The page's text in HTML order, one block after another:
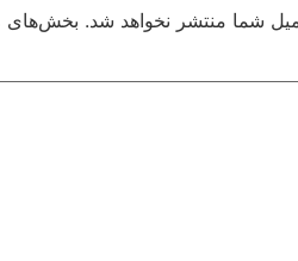
شما منتشر نخواهد شد. بخش‌های